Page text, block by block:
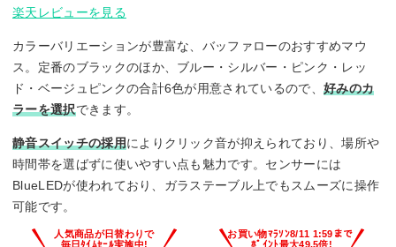
楽天レビューを見る
カラーバリエーションが豊富な、バッファローのおすすめマウ
ス。定番のブラックのほか、ブルー・シルバー・ピンク・レッ
ド・ベージュピンクの合計6色が用意されているので、 好みのカ
ラーを選択できます。
静音スイッチの採用によりクリック音が抑えられており、場所や
時間帯を選ばずに使いやすい点も魅力です。センサーには
BlueLEDが使われており、ガラステーブル上でもスムーズに操作
可能です。